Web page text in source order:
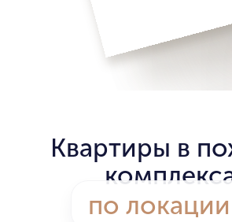
Квартиры в
по локации